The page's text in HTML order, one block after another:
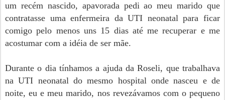
um recém nascido, apavorada pedi ao meu marido que
contratasse uma enfermeira da UTI neonatal para ficar
comigo pelo menos uns 15 dias até me recuperar e me
acostumar com a idéia de ser mãe.
Durante o dia tínhamos a ajuda da Roseli, que trabalhava
na UTI neonatal do mesmo hospital onde nasceu e de
noite, eu e meu marido, nos revezávamos com o pequeno